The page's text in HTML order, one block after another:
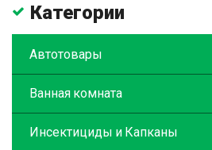
Категории
Автотовары
Ванная комната
Инсектициды и Капканы